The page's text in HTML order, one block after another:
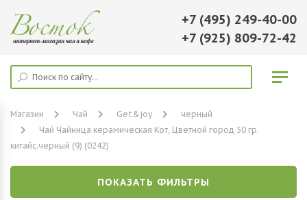
+7 (495) 249-40-00
+7 (925) 809-72-42
Магазин Чай Get&joy
черный
Чай Чайница керамическая Кот, Цветной город 50 гр.
китайс.черный (9) (0242)
ПОКАЗАТЬ ФИЛЬТРЫ